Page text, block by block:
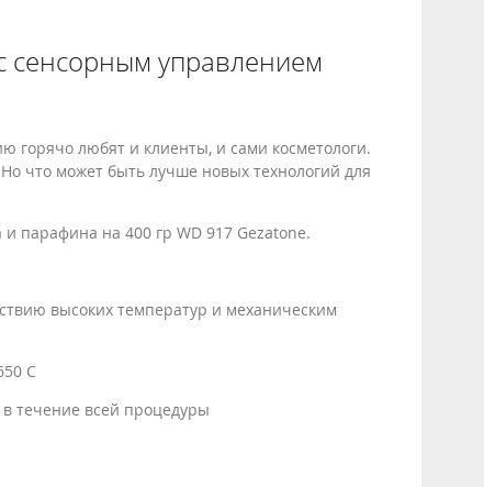
сенсорным управлением
горячо любят и клиенты, и сами косметологи.
что может быть лучше новых технологий для
парафина на 400 гр WD 917 Gezatone.
высоких температур и механическим
С
течение всей процедуры